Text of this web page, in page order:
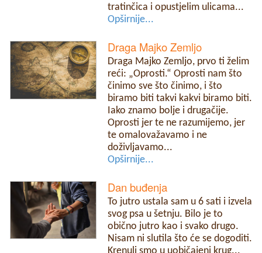
tratinčica i opustjelim ulicama...
Opširnije...
Draga Majko Zemljo
Draga Majko Zemljo, prvo ti želim
reći: „Oprosti.“ Oprosti nam što
činimo sve što činimo, i što
biramo biti takvi kakvi biramo biti.
Iako znamo bolje i drugačije.
Oprosti jer te ne razumijemo, jer
te omalovažavamo i ne
doživljavamo...
Opširnije...
Dan buđenja
To jutro ustala sam u 6 sati i izvela
svog psa u šetnju. Bilo je to
obično jutro kao i svako drugo.
Nisam ni slutila što će se dogoditi.